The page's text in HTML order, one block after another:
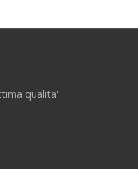
qualita'